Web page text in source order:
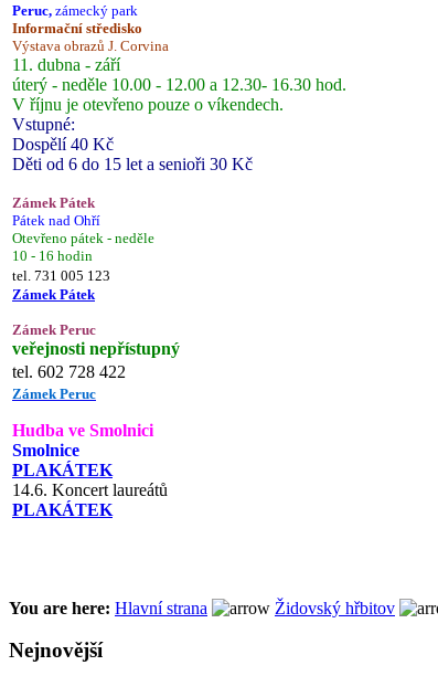
Peruc, zámecký park
Informační středisko
Výstava obrazů J. Corvina
11. dubna - září
úterý - neděle 10.00 - 12.00 a 12.30- 16.30 hod.
V říjnu je otevřeno pouze o víkendech.
Vstupné:
Dospělí 40 Kč
Děti od 6 do 15 let a senioři 30 Kč
Zámek Pátek
Pátek nad Ohří
Otevřeno pátek - neděle
10 - 16 hodin
tel. 731 005 123
Zámek Pátek
Zámek Peruc
veřejnosti nepřístupný
tel. 602 728 422
Zámek Peruc
Hudba ve Smolnici
Smolnice
PLAKÁTEK
14.6. Koncert laureátů
PLAKÁTEK
You are here: Hlavní strana Židovský hřbitov
Nejnovější